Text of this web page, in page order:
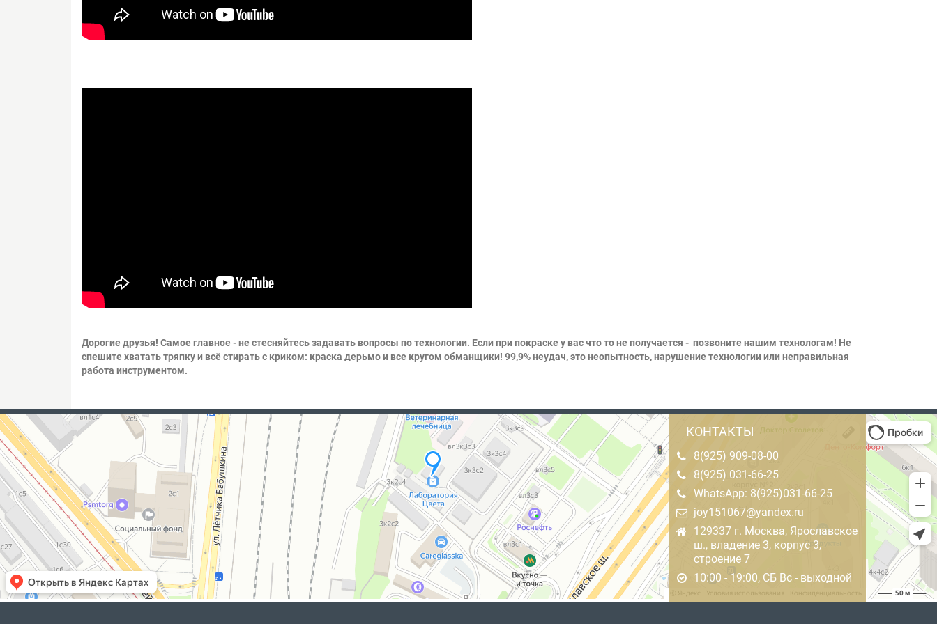
Дорогие друзья! Самое главное - не стесняйтесь задавать вопросы по технологии. Если при покраске у вас что то не получается - позвоните нашим технологам! Не
спешите хватать тряпку и всё стирать с криком: краска дерьмо и все кругом обманщики! 99,9% неудач, это неопытность, нарушение технологии или неправильная
работа инструментом.
КОНТАКТЫ
8(925) 909-08-00
8(925) 031-66-25
WhatsApp: 8(925)031-66-25
joy151067@yandex.ru
129337 г. Москва, Ярославское
ш., владение 3, корпус 3,
строение 7
10:00 - 19:00, СБ Вс - выходной